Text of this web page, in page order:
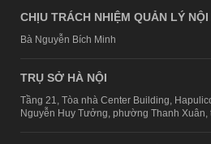
CHỊU TRÁCH NHIỆM QUẢN LÝ NỘI
Bà Nguyễn Bích Minh
TRỤ SỞ HÀ NỘI
Tầng 21, Tòa nhà Center Building,
Nguyễn Huy Tưởng, phường Thanh Xuân,